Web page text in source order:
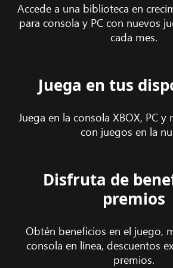
Accede a una biblioteca en
para consola y PC con nuevos
cada mes.
Juega en tus
Juega en la consola XBOX, PC
con juegos en la
Disfruta de
premios
Obtén beneficios en el juego,
consola en línea, descuentos
premios.